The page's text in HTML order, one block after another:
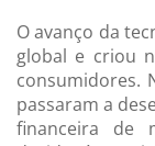
O avanço da
global e criou
consumidores.
passaram a
financeira de